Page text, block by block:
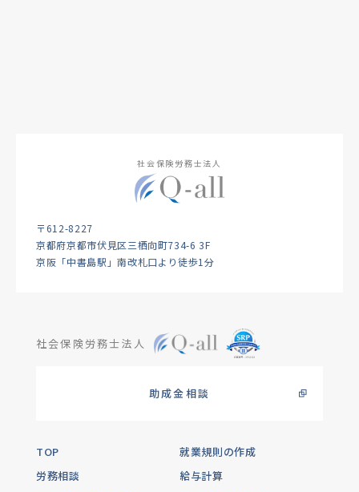
社会保険労務士法人
〒612-8227
京都府京都市伏見区三栖向町734-6 3F
京阪「中書島駅」南改札口より徒歩1分
社会保険労務士法人
助成金相談
TOP
就業規則の作成
労務相談
給与計算